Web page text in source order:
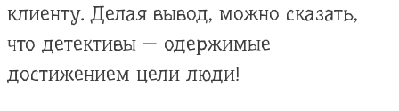
клиенту. Делая вывод, можно сказать,
что детективы — одержимые
достижением цели люди!